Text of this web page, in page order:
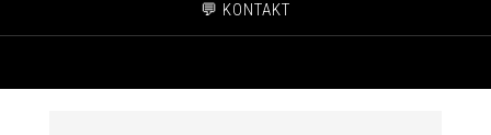
💬 KONTAKT